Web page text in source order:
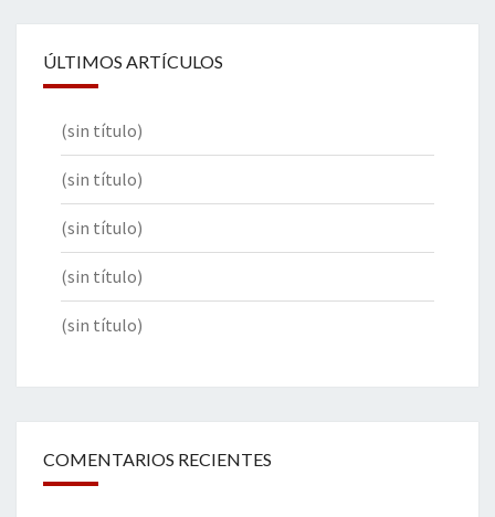
ÚLTIMOS ARTÍCULOS
(sin título)
(sin título)
(sin título)
(sin título)
(sin título)
COMENTARIOS RECIENTES